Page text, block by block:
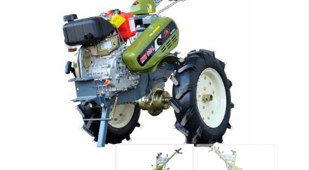
106,600
:
Я даю согласие на обработку персональных данных
Я даю согласие наобработку персональных данных
Отправить